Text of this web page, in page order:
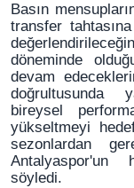
Basın
transfer
döneminde
devam
doğrultusunda
bireysel
yükseltmeyi
sezonlardan
Antalyaspor'un
söyledi.